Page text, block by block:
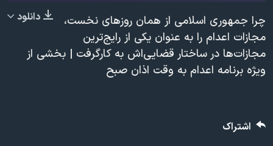
گالری عکس
آرشیو پخش زنده
اعتراضات زن، زندگی، آزادی
مجموعه مستندهای دادخواهی
تریبونال مردمی آبان ۹۸
چهل سال گروگان‌گیری
دانلود
چرا جمهوری اسلامی از همان روزهای نخست،
مجازات اعدام را به عنوان یکی از رایج‌ترین
مجازات‌ها در ساختار قضایی‌اش به کارگرفت | بخشی از
ویژه برنامه اعدام به وقت اذان صبح
اشتراک